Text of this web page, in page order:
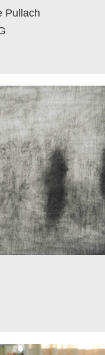
Pullach